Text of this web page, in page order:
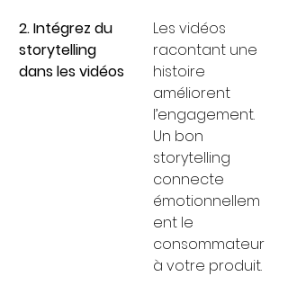
2. Intégrez du
storytelling
dans les vidéos
Les vidéos
racontant une
histoire
améliorent
l’engagement.
Un bon
storytelling
connecte
émotionnellem
ent le
consommateur
à votre produit.